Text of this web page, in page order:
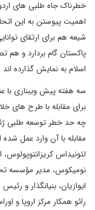
خطرناک جاه طلبی های
اهمیت پیوستن به این
شیعه هم برای ارتقای
پاکستان گام بردارد و
اسلام به نمایش گذارده
سه هفته پیش ویبناری با
برای مقابله با طرح های
چه حد خطر توسعه طلبی
مقابله با آن وارد عمل
لئونیداس
نومیکوس، مدیر مؤسسه
ایوازیان، بنیانگذار و